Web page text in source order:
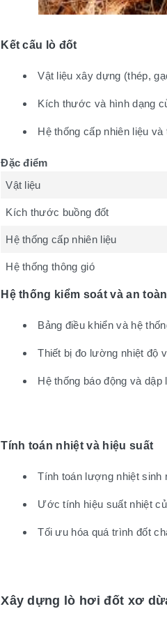
Kết cấu lò đốt
Vật liệu xây dựng (thép,
Kích thước và hình dạng
Hệ thống cấp nhiên liệu và
Đặc điểm
Vật liệu
Kích thước buồng đốt
Hệ thống cấp nhiên liệu
Hệ thống thông gió
Hệ thống kiểm soát và an toàn
Bảng điều khiển và hệ
Thiết bị đo lường nhiệt độ
Hệ thống báo động và dập
Tính toán nhiệt và hiệu suất
Tính toán lượng nhiệt
Ước tính hiệu suất nhiệt
Tối ưu hóa quá trình đốt
Xây dựng lò hơi đốt xơ